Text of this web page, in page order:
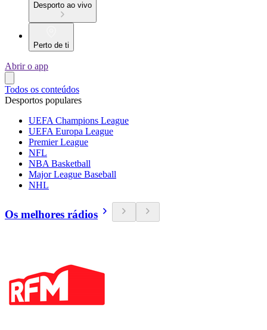
Desporto ao vivo
Perto de ti
Abrir o app
Todos os conteúdos
Desportos populares
UEFA Champions League
UEFA Europa League
Premier League
NFL
NBA Basketball
Major League Baseball
NHL
Os melhores rádios